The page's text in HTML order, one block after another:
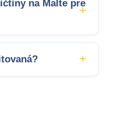
na Malte pre